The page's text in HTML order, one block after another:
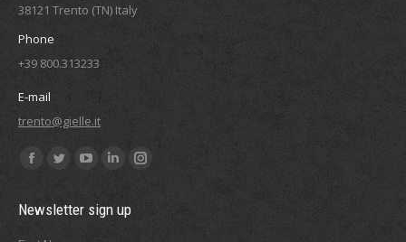
38121 Trento (TN) Italy
Phone
+39 800.313233
E-mail
trento@gielle.it
Find us on:
Facebook
opens
Twitter
opens
YouTube
opens
Linkedin
opens
Instagram
Newsletter sign up